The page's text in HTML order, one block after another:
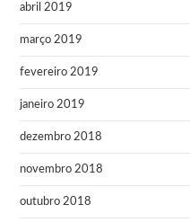
abril 2019
março 2019
fevereiro 2019
janeiro 2019
dezembro 2018
novembro 2018
outubro 2018